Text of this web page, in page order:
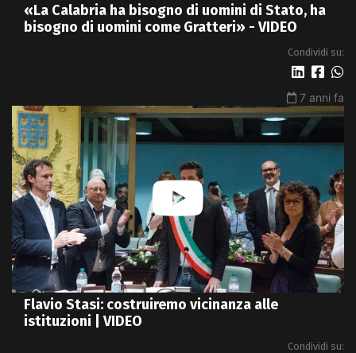
«La Calabria ha bisogno di uomini di Stato, ha
bisogno di uomini come Gratteri» - VIDEO
Condividi su:
7 anni fa
Flavio Stasi: costruiremo vicinanza alle
istituzioni | VIDEO
Condividi su: